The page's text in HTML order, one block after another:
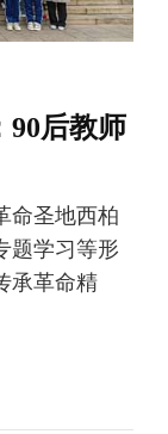
90后教师
命圣地西柏
题学习等形
承革命精